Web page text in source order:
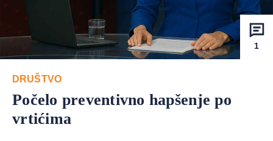
1
DRUŠTVO
Počelo preventivno hapšenje po
vrtićima